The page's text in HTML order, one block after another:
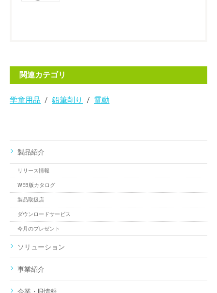
関連カテゴリ
学童用品 鉛筆削り 電動
製品紹介
リリース情報
WEB版カタログ
製品取扱店
ダウンロードサービス
今月のプレゼント
ソリューション
事業紹介